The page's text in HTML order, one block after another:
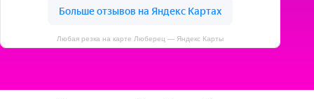
Любая резка на карте Люберец — Яндекс Карты